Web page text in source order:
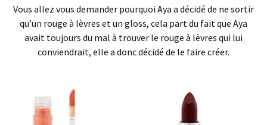
Vous allez vous demander pourquoi Aya a décidé de ne sortir
qu’un rouge à lèvres et un gloss, cela part du fait que Aya
avait toujours du mal à trouver le rouge à lèvres qui lui
conviendrait, elle a donc décidé de le faire créer.